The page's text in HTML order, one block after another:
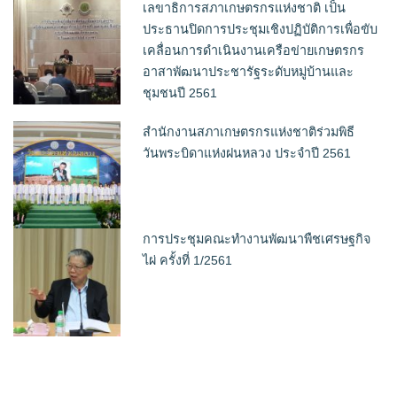
เลขาธิการสภาเกษตรกรแห่งชาติ เป็น
ประธานปิดการประชุมเชิงปฏิบัติการเพื่อขับ
เคลื่อนการดำเนินงานเครือข่ายเกษตรกร
อาสาพัฒนาประชารัฐระดับหมู่บ้านและ
ชุมชนปี 2561
สำนักงานสภาเกษตรกรแห่งชาติร่วมพิธี
วันพระบิดาแห่งฝนหลวง ประจำปี 2561
การประชุมคณะทำงานพัฒนาพืชเศรษฐกิจ
ไผ่ ครั้งที่ 1/2561